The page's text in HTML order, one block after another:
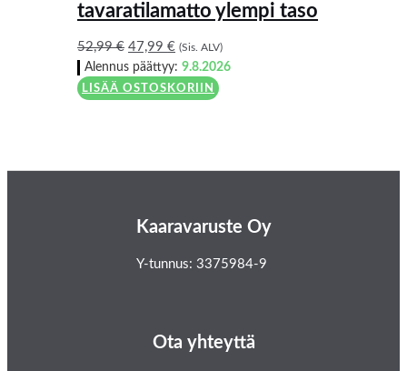
tavaratilamatto ylempi taso
52,99€ 47,99€ (Sis. ALV)
Alennus päättyy:9.8.2026
LISÄÄ OSTOSKORIIN
Kaaravaruste Oy
Y-tunnus: 3375984-9
Ota yhteyttä